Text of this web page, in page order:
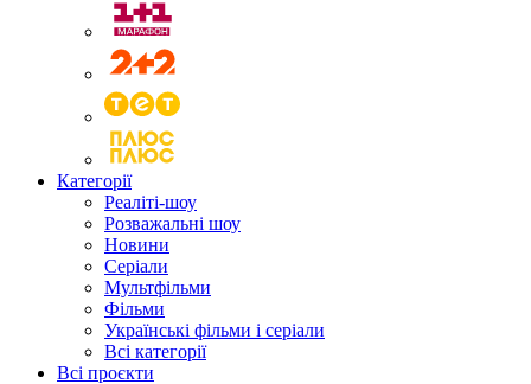
Категорії
Реаліті-шоу
Розважальні шоу
Новини
Серіали
Мультфільми
Фільми
Українські фільми і серіали
Всі категорії
Всі проєкти